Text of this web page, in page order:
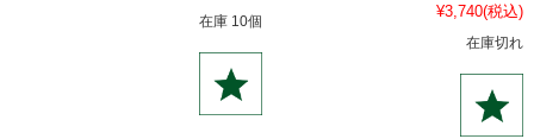
在庫 10個
¥3,740(税込)
在庫切れ